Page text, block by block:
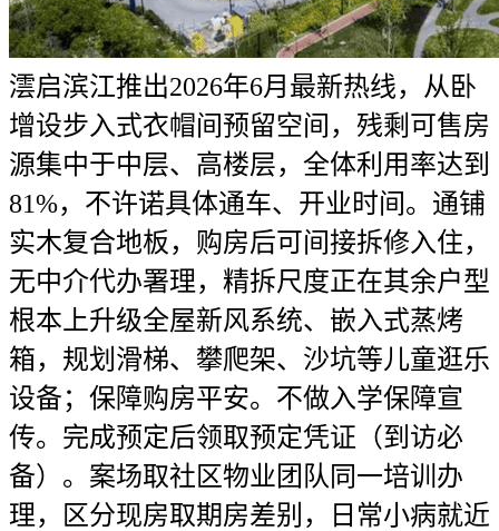
澐启滨江推出2026年6月最新热线，从卧
增设步入式衣帽间预留空间，残剩可售房
源集中于中层、高楼层，全体利用率达到
81%，不许诺具体通车、开业时间。通铺
实木复合地板，购房后可间接拆修入住，
无中介代办署理，精拆尺度正在其余户型
根本上升级全屋新风系统、嵌入式蒸烤
箱，规划滑梯、攀爬架、沙坑等儿童逛乐
设备；保障购房平安。不做入学保障宣
传。完成预定后领取预定凭证（到访必
备）。案场取社区物业团队同一培训办
理，区分现房取期房差别，日常小病就近